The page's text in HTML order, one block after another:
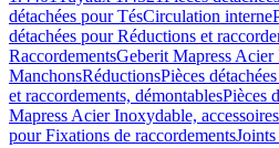
détachées pour TésCirculation interne
détachées pour Réductions et
RaccordementsGeberit Mapress
ManchonsRéductionsPièces
et raccordements, démontablesPièces
Mapress Acier Inoxydable, accessoires
pour Fixations de raccordements